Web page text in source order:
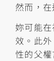
然而，
妳可能
效。此
性的父